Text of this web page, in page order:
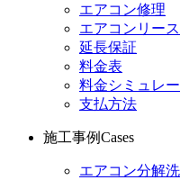
エアコン修理
エアコンリー
延長保証
料金表
料金シミュレ
支払方法
施工事例Cases
エアコン分解